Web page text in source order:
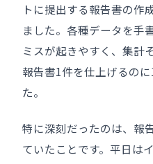
トに提出する報告書の作
ました。各種データを手
ミスが起きやすく、集計
報告書1件を仕上げるの
た。
特に深刻だったのは、報
ていたことです。平日は